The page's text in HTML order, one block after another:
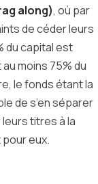
along), où par
de céder leurs
du capital est
moins 75% du
le fonds étant la
de s’en séparer
titres à la
eux.